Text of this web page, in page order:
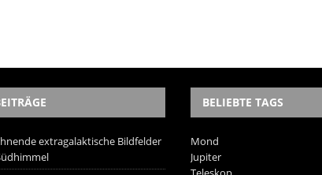
extragalaktische Bildfelder
BELIEBTE TAGS
Mond
Jupiter